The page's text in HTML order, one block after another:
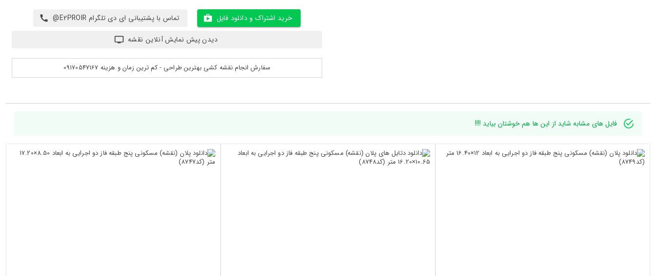
خرید اشتراک و دانلود فایل
تماس با پشتیبانی ای دی تلگرام E2PROIR@
دیدن پیش نمایش آنلاین نقشه
سفارش انجام نقشه کشی بهترین طراحی - کم ترین زمان و هزینه 09170547167
فایل های مشابه شاید از این ها هم خوشتان بیاید !!!!